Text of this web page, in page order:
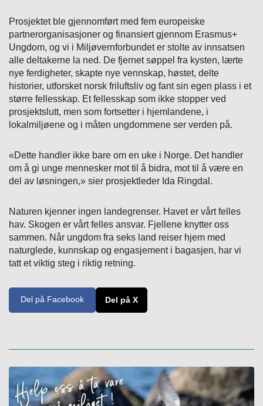
Prosjektet ble gjennomført med fem europeiske
partnerorganisasjoner og finansiert gjennom Erasmus+
Ungdom, og vi i Miljøvernforbundet er stolte av innsatsen
alle deltakerne la ned. De fjernet søppel fra kysten, lærte
nye ferdigheter, skapte nye vennskap, høstet, delte
historier, utforsket norsk friluftsliv og fant sin egen plass i et
større fellesskap. Et fellesskap som ikke stopper ved
prosjektslutt, men som fortsetter i hjemlandene, i
lokalmiljøene og i måten ungdommene ser verden på.
«Dette handler ikke bare om en uke i Norge. Det handler
om å gi unge mennesker mot til å bidra, mot til å være en
del av løsningen,» sier prosjektleder Ida Ringdal.
Naturen kjenner ingen landegrenser. Havet er vårt felles
hav. Skogen er vårt felles ansvar. Fjellene knytter oss
sammen. Når ungdom fra seks land reiser hjem med
naturglede, kunnskap og engasjement i bagasjen, har vi
tatt et viktig steg i riktig retning.
Del på Facebook Del på X